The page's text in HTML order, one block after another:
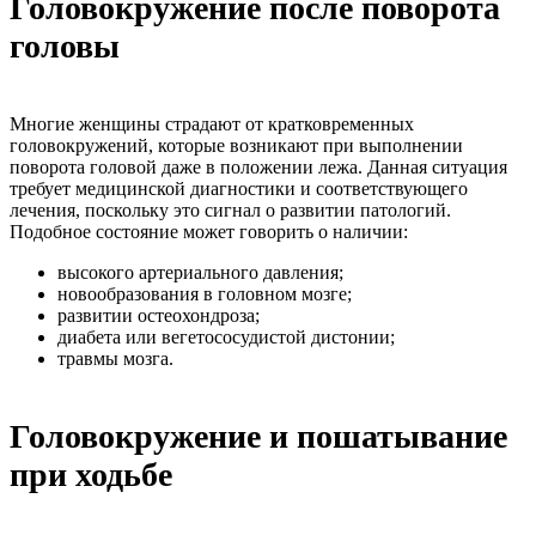
Головокружение после поворота
головы
Многие женщины страдают от кратковременных
головокружений, которые возникают при выполнении
поворота головой даже в положении лежа. Данная ситуация
требует медицинской диагностики и соответствующего
лечения, поскольку это сигнал о развитии патологий.
Подобное состояние может говорить о наличии:
высокого артериального давления;
новообразования в головном мозге;
развитии остеохондроза;
диабета или вегетососудистой дистонии;
травмы мозга.
Головокружение и пошатывание
при ходьбе